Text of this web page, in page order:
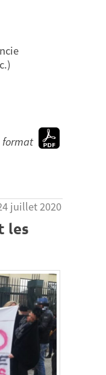
format
juillet 2020
les